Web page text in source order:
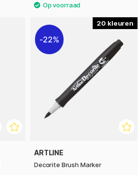
20
22%
ARTLINE
Decorite Brush Marker